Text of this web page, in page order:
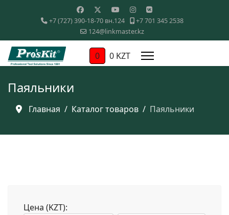
+7 (727) 390-18-70 вн.124
+7 701 345 2538
124@linkmaster.kz
0 0 KZT
Паяльники
Главная Каталог товаров Паяльники
Цена (KZT):